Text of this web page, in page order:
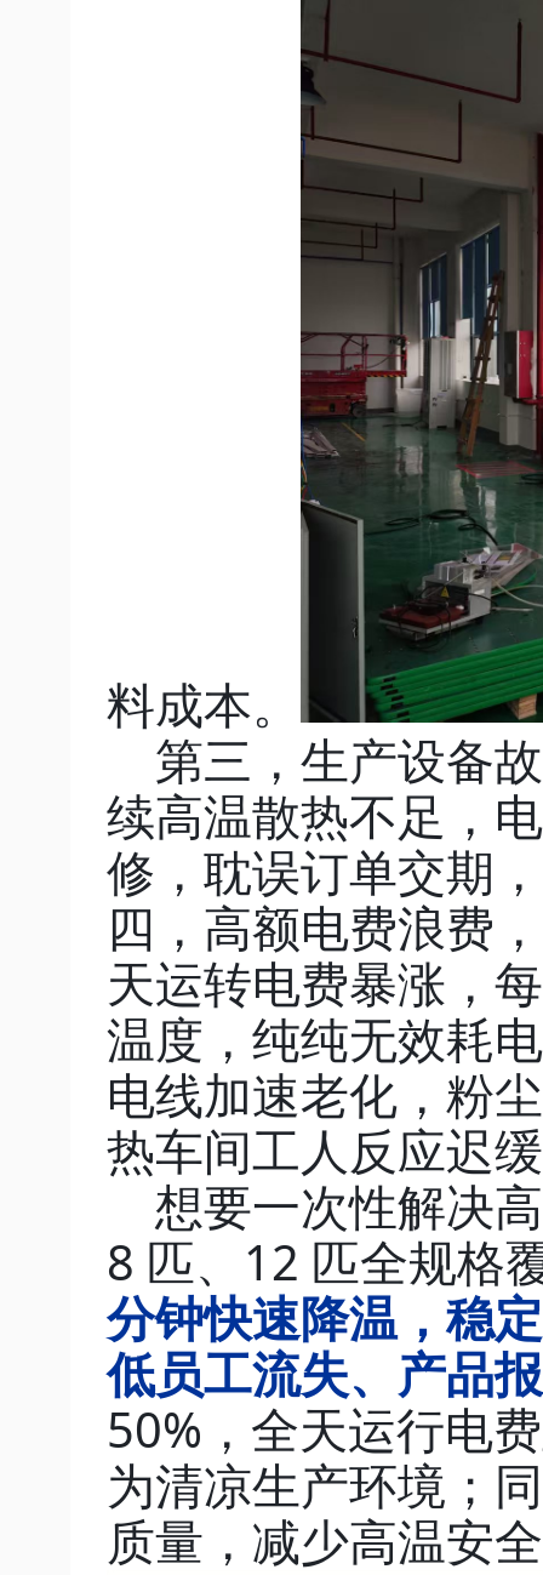
料成本。
第三，生产设备
续高温散热不足，
修，耽误订单交期
四，高额电费浪费
天运转电费暴涨，
温度，纯纯无效耗
电线加速老化，粉
热车间工人反应迟
想要一次性解决
8 匹、12 匹全规格
分钟快速降温，稳
低员工流失、产品
50%，全天运行电
为清凉生产环境；
质量，减少高温安